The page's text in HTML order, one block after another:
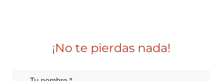
¡No te pierdas nada!